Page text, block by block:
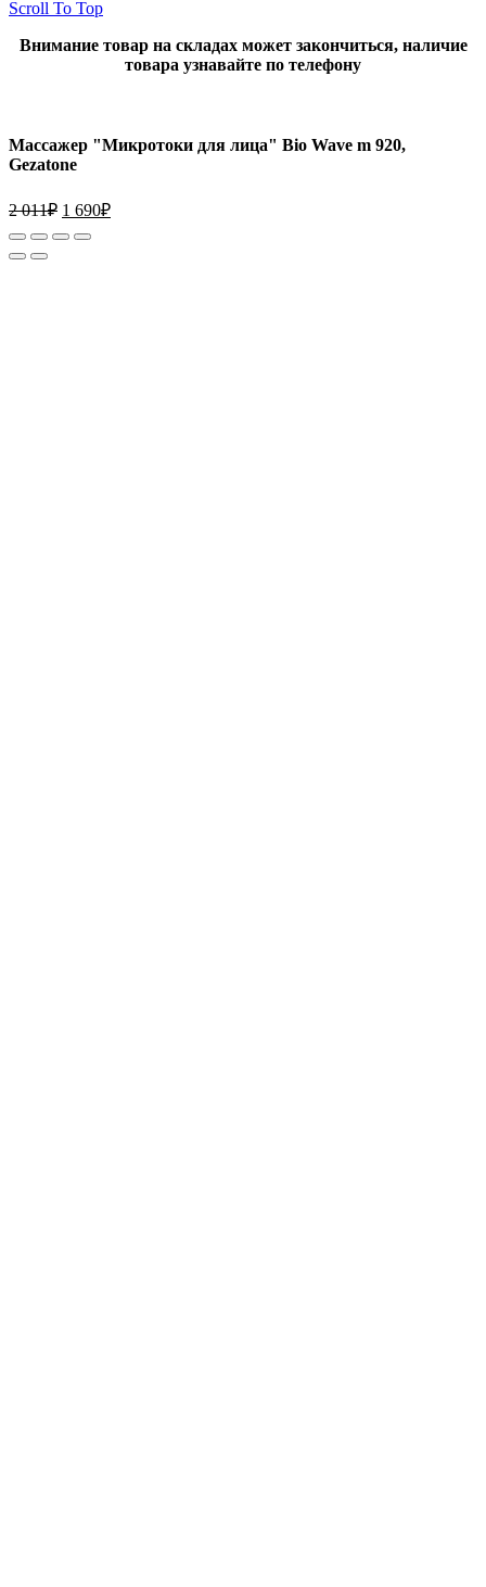
Scroll To Top
Внимание товар на складах может закончиться, наличие
товара узнавайте по телефону
Массажер "Микротоки для лица" Bio Wave m 920,
Gezatone
2 011₽ 1 690₽